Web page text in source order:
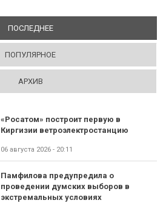
ПОСЛЕДНЕЕ(АКТИВНАЯ ВКЛАДКА)
ПОПУЛЯРНОЕ
АРХИВ
«Росатом» построит первую в
Киргизии ветроэлектростанцию
06 августа 2026 - 20:11
Памфилова предупредила о
проведении думских выборов в
экстремальных условиях